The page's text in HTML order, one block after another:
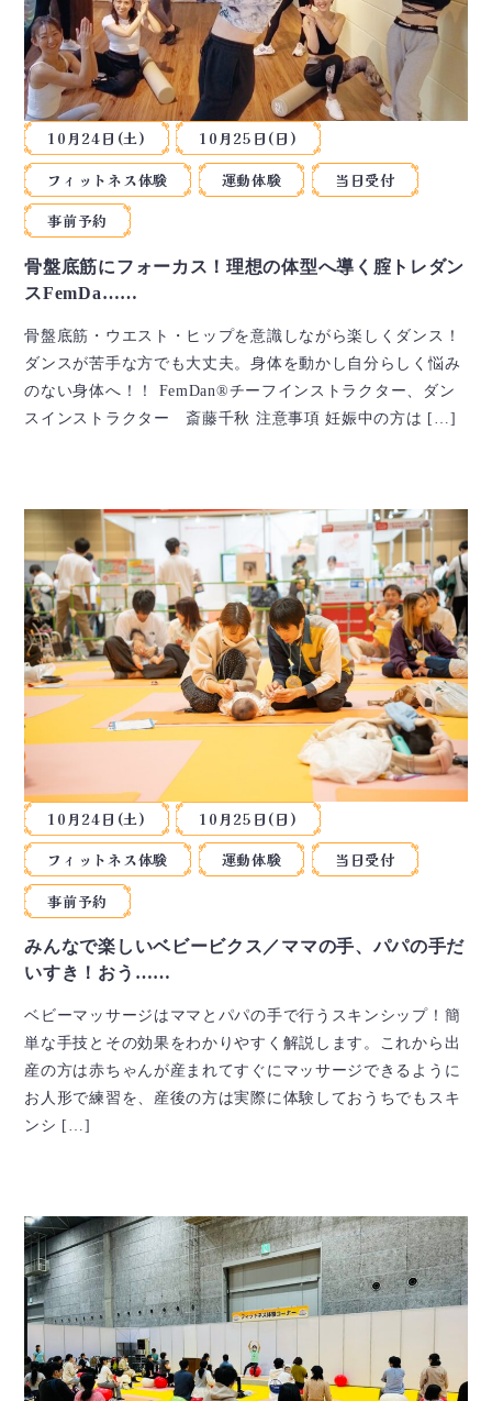
10月24日(土)
10月25日(日)
フィットネス体験
運動体験
当日受付
事前予約
骨盤底筋にフォーカス！理想の体型へ導く腟トレダン
スFemDa……
骨盤底筋・ウエスト・ヒップを意識しながら楽しくダンス！
ダンスが苦手な方でも大丈夫。身体を動かし自分らしく悩み
のない身体へ！！ FemDan®チーフインストラクター、ダン
スインストラクター 斎藤千秋 注意事項 妊娠中の方は […]
10月24日(土)
10月25日(日)
フィットネス体験
運動体験
当日受付
事前予約
みんなで楽しいベビービクス／ママの手、パパの手だ
いすき！おう……
ベビーマッサージはママとパパの手で行うスキンシップ！簡
単な手技とその効果をわかりやすく解説します。これから出
産の方は赤ちゃんが産まれてすぐにマッサージできるように
お人形で練習を、産後の方は実際に体験しておうちでもスキ
ンシ […]